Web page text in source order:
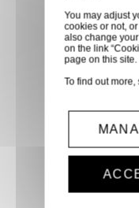
nous
You may adjust
cookies or not,
also change
on the link
page on this site.
To find out